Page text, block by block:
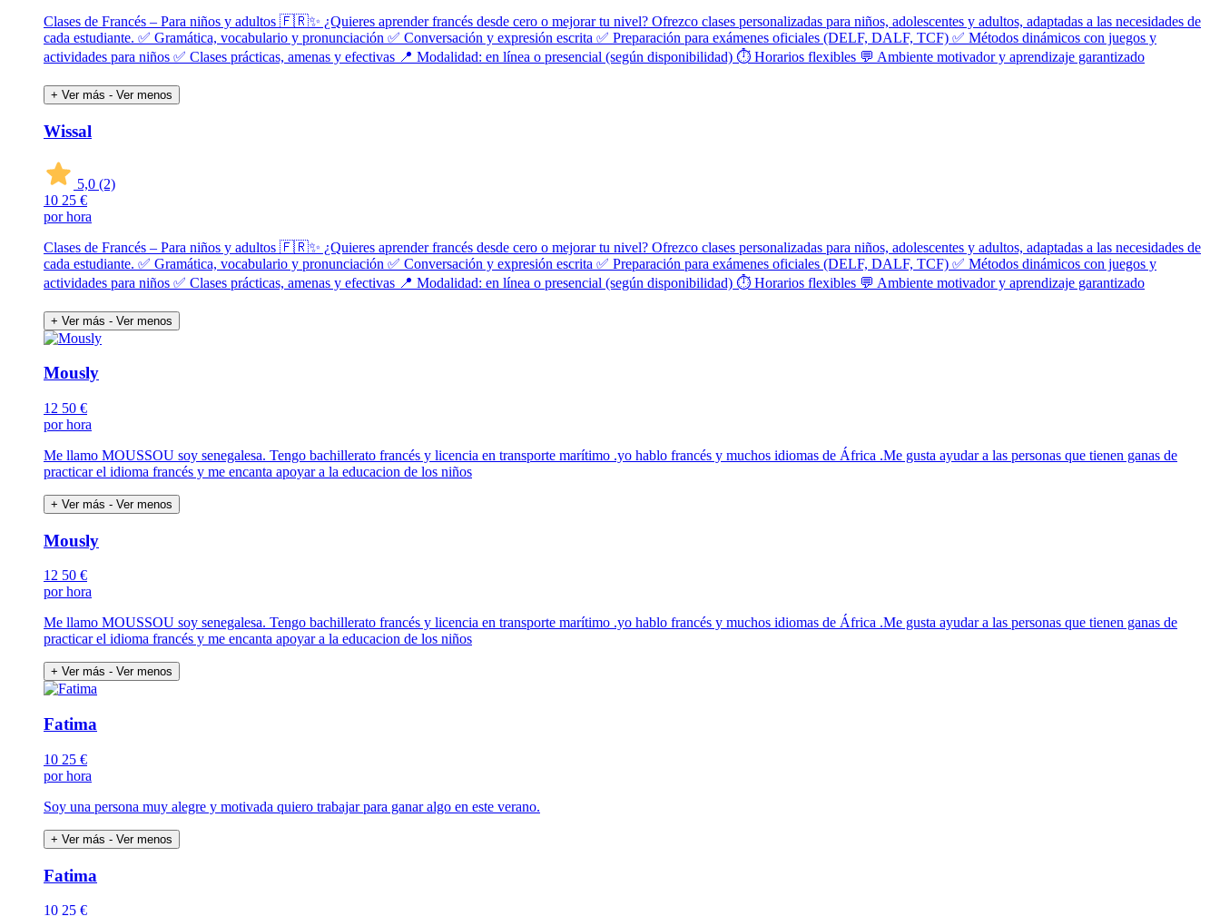
Clases de Francés – Para niños y adultos 🇫🇷✨ ¿Quieres aprender francés desde cero o mejorar tu nivel? Ofrezco clases personalizadas para niños, adolescentes y adultos, adaptadas a las necesidades de
cada estudiante. ✅ Gramática, vocabulario y pronunciación ✅ Conversación y expresión escrita ✅ Preparación para exámenes oficiales (DELF, DALF, TCF) ✅ Métodos dinámicos con juegos y
actividades para niños ✅ Clases prácticas, amenas y efectivas 📍 Modalidad: en línea o presencial (según disponibilidad) ⏱️ Horarios flexibles 💬 Ambiente motivador y aprendizaje garantizado
+ Ver más - Ver menos
Wissal
5,0 (2)
10 25 €
por hora
Clases de Francés – Para niños y adultos 🇫🇷✨ ¿Quieres aprender francés desde cero o mejorar tu nivel? Ofrezco clases personalizadas para niños, adolescentes y adultos, adaptadas a las necesidades de
cada estudiante. ✅ Gramática, vocabulario y pronunciación ✅ Conversación y expresión escrita ✅ Preparación para exámenes oficiales (DELF, DALF, TCF) ✅ Métodos dinámicos con juegos y
actividades para niños ✅ Clases prácticas, amenas y efectivas 📍 Modalidad: en línea o presencial (según disponibilidad) ⏱️ Horarios flexibles 💬 Ambiente motivador y aprendizaje garantizado
+ Ver más - Ver menos
Mously
12 50 €
por hora
Me llamo MOUSSOU soy senegalesa. Tengo bachillerato francés y licencia en transporte marítimo .yo hablo francés y muchos idiomas de África .Me gusta ayudar a las personas que tienen ganas de
practicar el idioma francés y me encanta apoyar a la educacion de los niños
+ Ver más - Ver menos
Mously
12 50 €
por hora
Me llamo MOUSSOU soy senegalesa. Tengo bachillerato francés y licencia en transporte marítimo .yo hablo francés y muchos idiomas de África .Me gusta ayudar a las personas que tienen ganas de
practicar el idioma francés y me encanta apoyar a la educacion de los niños
+ Ver más - Ver menos
Fatima
10 25 €
por hora
Soy una persona muy alegre y motivada quiero trabajar para ganar algo en este verano.
+ Ver más - Ver menos
Fatima
10 25 €